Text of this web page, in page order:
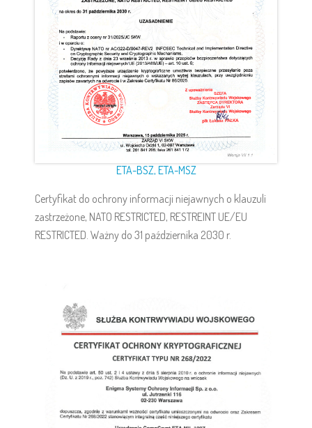
ETA-BSZ, ETA-MSZ
Certyfikat do ochrony informacji niejawnych o klauzuli
zastrzeżone, NATO RESTRICTED, RESTREINT UE/EU
RESTRICTED. Ważny do 31 października 2030 r.